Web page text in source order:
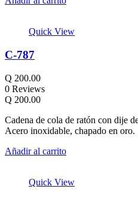
Quick View
C-787
Q 200.00
0 Reviews
Q 200.00
Cadena de cola de ratón con dije
Acero inoxidable, chapado en oro.
Añadir al carrito
Quick View